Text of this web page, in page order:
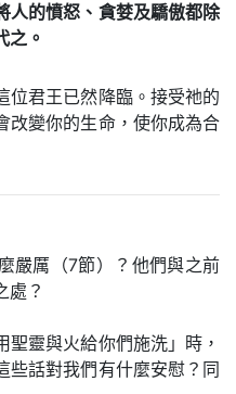
人的憤怒、貪婪及驕傲都除
之。
位君王已然降臨。接受祂的
改變你的生命，使你成為合
嚴厲（7節）？他們與之前
處？
靈與火給你們施洗」時，
些話對我們有什麼安慰？同